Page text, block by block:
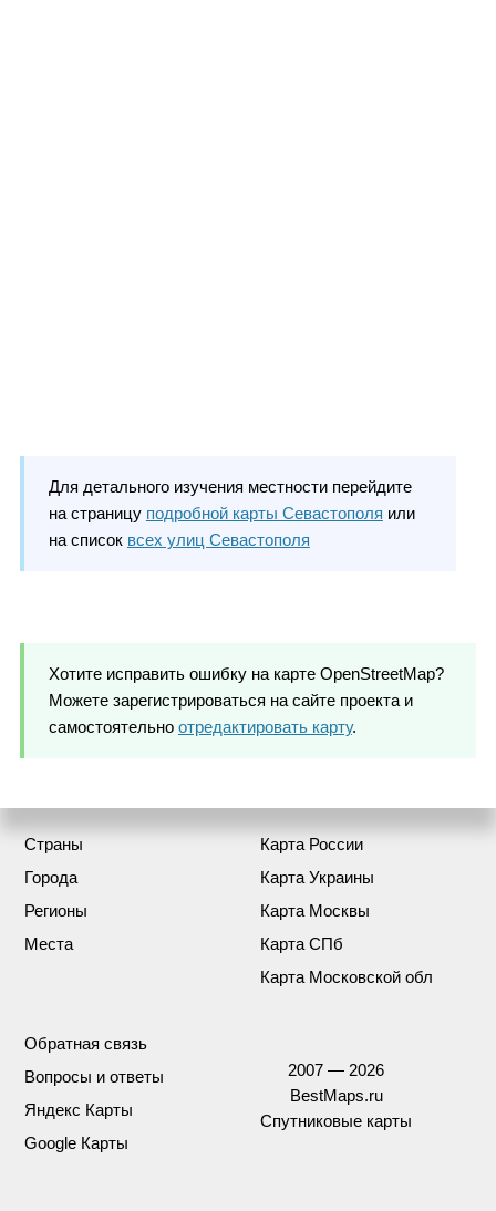
Для детального изучения местности перейдите
на страницу подробной карты Севастополя или
на список всех улиц Севастополя
Хотите исправить ошибку на карте OpenStreetMap?
Можете зарегистрироваться на сайте проекта и
самостоятельно отредактировать карту.
Страны
Города
Регионы
Места
Карта России
Карта Украины
Карта Москвы
Карта СПб
Карта Московской обл
Обратная связь
Вопросы и ответы
Яндекс Карты
Google Карты
2007 — 2026
BestMaps.ru
Спутниковые карты